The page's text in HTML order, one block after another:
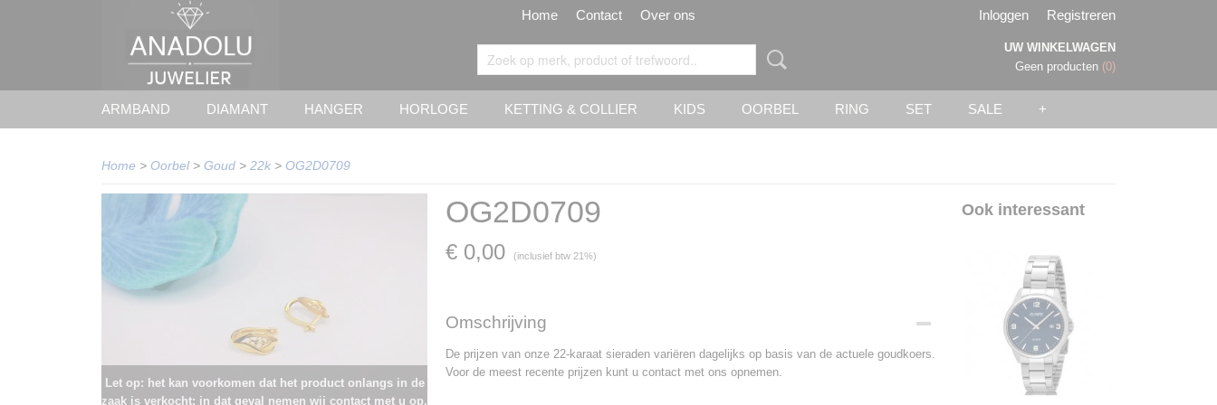
Home Contact Over ons Inloggen Registreren
UW WINKELWAGEN
Geen producten (0)
ARMBAND DIAMANT HANGER HORLOGE KETTING & COLLIER KIDS OORBEL RING SET SALE +
Home > Oorbel> Goud > 22k > OG2D0709
Let op: het kan voorkomen dat het product onlangs in de
zaak is verkocht; in dat geval nemen wij contact met u op.
OG2D0709
€ 0,00 (inclusief btw 21%)
Omschrijving
De prijzen van onze 22-karaat sieraden variëren dagelijks op basis van de actuele goudkoers.
Voor de meest recente prijzen kunt u contact met ons opnemen.
Ook interessant